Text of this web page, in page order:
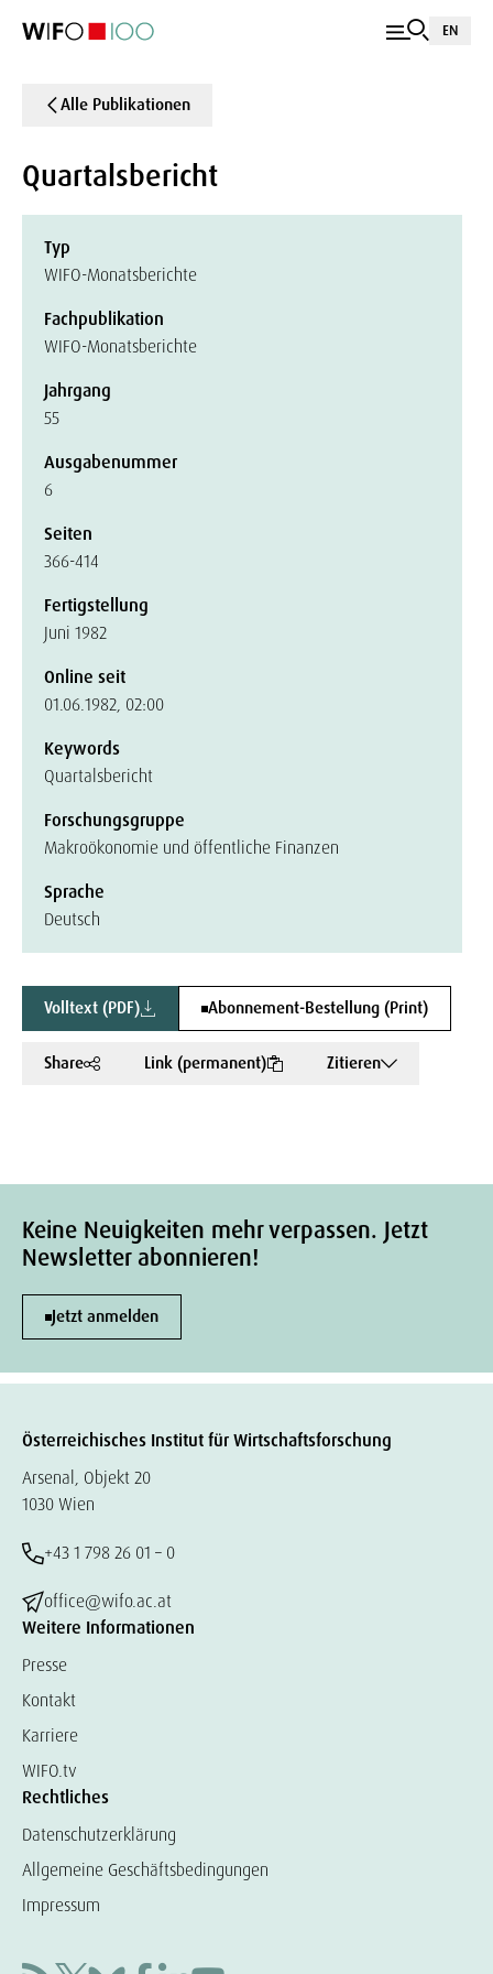
EN
Alle Publikationen
Quartalsbericht
Typ
WIFO-Monatsberichte
Fachpublikation
WIFO-Monatsberichte
Jahrgang
55
Ausgabenummer
6
Seiten
366-414
Fertigstellung
Juni 1982
Online seit
01.06.1982, 02:00
Keywords
Quartalsbericht
Forschungsgruppe
Makroökonomie und öffentliche Finanzen
Sprache
Deutsch
Volltext (PDF) Abonnement-Bestellung (Print)
Share Link (permanent) Zitieren
Keine Neuigkeiten mehr verpassen. Jetzt
Newsletter abonnieren!
Jetzt anmelden
Österreichisches Institut für Wirtschaftsforschung
Arsenal, Objekt 20
1030 Wien
+43 1 798 26 01 – 0
office@wifo.ac.at
Weitere Informationen
Presse
Kontakt
Karriere
WIFO.tv
Rechtliches
Datenschutzerklärung
Allgemeine Geschäftsbedingungen
Impressum